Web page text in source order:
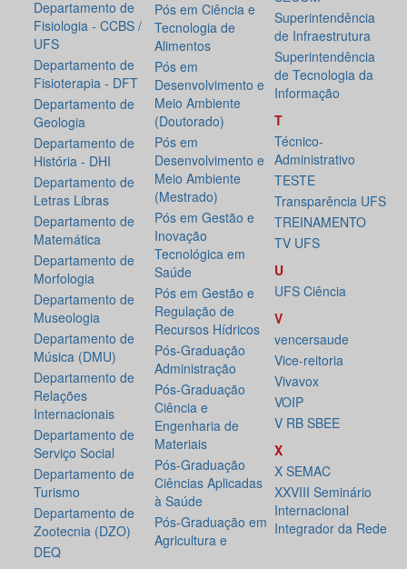
Departamento de
Fisiologia - CCBS /
UFS
Departamento de
Fisioterapia - DFT
Departamento de
Geologia
Departamento de
História - DHI
Departamento de
Letras Libras
Departamento de
Matemática
Departamento de
Morfologia
Departamento de
Museologia
Departamento de
Música (DMU)
Departamento de
Relações
Internacionais
Departamento de
Serviço Social
Departamento de
Turismo
Departamento de
Zootecnia (DZO)
DEQ
Pós em Ciência e
Tecnologia de
Alimentos
Pós em
Desenvolvimento e
Meio Ambiente
(Doutorado)
Pós em
Desenvolvimento e
Meio Ambiente
(Mestrado)
Pós em Gestão e
Inovação
Tecnológica em
Saúde
Pós em Gestão e
Regulação de
Recursos Hídricos
Pós-Graduação
Administração
Pós-Graduação
Ciência e
Engenharia de
Materiais
Pós-Graduação
Ciências Aplicadas
à Saúde
Pós-Graduação em
Agricultura e
Superintendência
de Infraestrutura
Superintendência
de Tecnologia da
Informação
T
Técnico-
Administrativo
TESTE
Transparência UFS
TREINAMENTO
TV UFS
U
UFS Ciência
V
vencersaude
Vice-reitoria
Vivavox
VOIP
V RB SBEE
X
X SEMAC
XXVIII Seminário
Internacional
Integrador da Rede